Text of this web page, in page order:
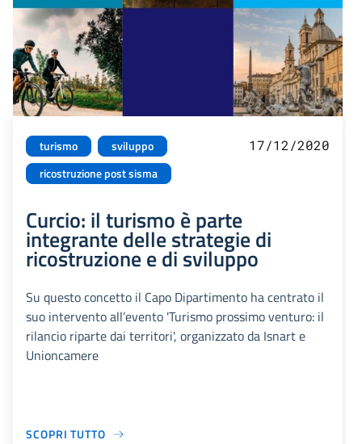
turismo
sviluppo
ricostruzione post sisma
17/12/2020
Curcio: il turismo è parte
integrante delle strategie di
ricostruzione e di sviluppo
Su questo concetto il Capo Dipartimento ha centrato il
suo intervento all’evento 'Turismo prossimo venturo: il
rilancio riparte dai territori', organizzato da Isnart e
Unioncamere
SCOPRI TUTTO